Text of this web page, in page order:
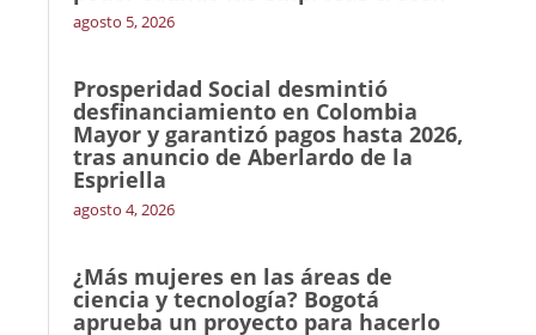
agosto 5, 2026
Prosperidad Social desmintió
desfinanciamiento en Colombia
Mayor y garantizó pagos hasta 2026,
tras anuncio de Aberlardo de la
Espriella
agosto 4, 2026
¿Más mujeres en las áreas de
ciencia y tecnología? Bogotá
aprueba un proyecto para hacerlo